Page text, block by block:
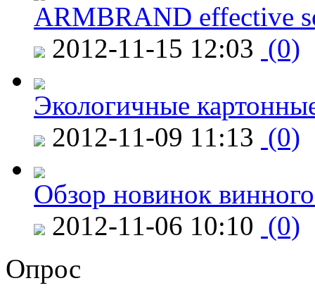
ARMBRAND effective
2012-11-15 12:03 (0)
Экологичные
2012-11-09 11:13 (0)
Обзор новинок
2012-11-06 10:10 (0)
Опрос